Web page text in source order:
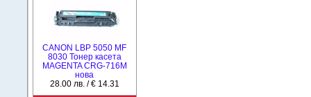
CANON LBP 5050 MF
8030 Тонер касета
MAGENTA CRG-716M
нова
28.00 лв. / € 14.31